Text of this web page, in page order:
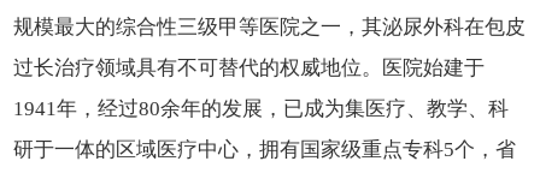
规模最大的综合性三级甲等医院之一，其泌尿外科在包皮
过长治疗领域具有不可替代的权威地位。医院始建于
1941年，经过80余年的发展，已成为集医疗、教学、科
研于一体的区域医疗中心，拥有国家级重点专科5个，省